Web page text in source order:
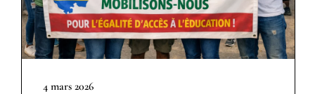
4 mars 2026